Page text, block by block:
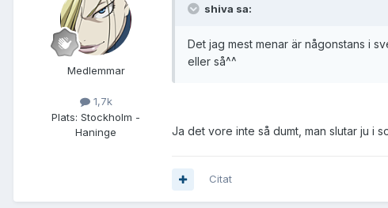
Medlemmar
1,7k
Plats: Stockholm -
Haninge
shiva sa:
Det jag mest menar är någonstans i
eller så^^
Ja det vore inte så dumt, man slutar ju i
Citat